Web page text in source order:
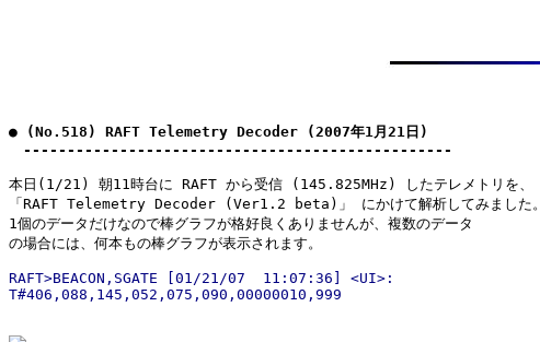
● (No.518) RAFT Telemetry Decoder (2007年1月21日)
-------------------------------------------------
本日(1/21) 朝11時台に RAFT から受信 (145.825MHz) したテレメトリを、
「RAFT Telemetry Decoder (Ver1.2 beta)」 にかけて解析してみました。
1個のデータだけなので棒グラフが格好良くありませんが、複数のデータ
RAFT>BEACON,SGATE [01/21/07  11:07:36] <UI>: